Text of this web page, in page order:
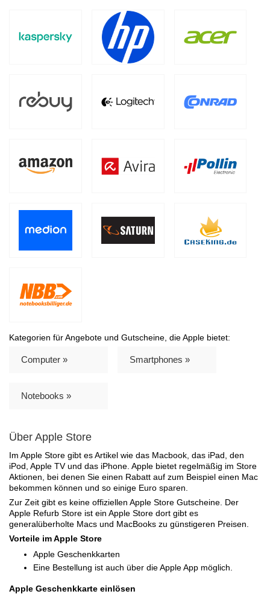
Kategorien für Angebote und Gutscheine, die Apple bietet:
Computer » Smartphones »
Notebooks »
Über Apple Store
Im Apple Store gibt es Artikel wie das Macbook, das iPad, den
iPod, Apple TV und das iPhone. Apple bietet regelmäßig im Store
Aktionen, bei denen Sie einen Rabatt auf zum Beispiel einen Mac
bekommen können und so einige Euro sparen.
Zur Zeit gibt es keine offiziellen Apple Store Gutscheine. Der
Apple Refurb Store ist ein Apple Store dort gibt es
generalüberholte Macs und MacBooks zu günstigeren Preisen.
Vorteile im Apple Store
Apple Geschenkkarten
Eine Bestellung ist auch über die Apple App möglich.
Apple Geschenkkarte einlösen